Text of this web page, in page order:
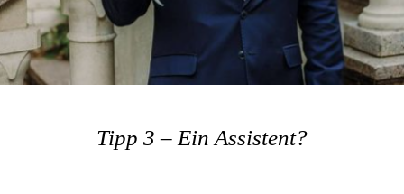
Tipp 3 – Ein Assistent?